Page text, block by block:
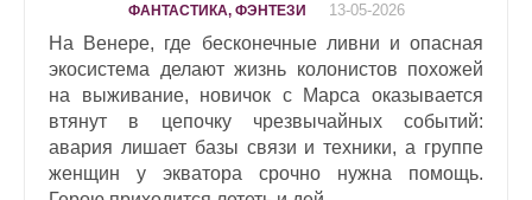
ФАНТАСТИКА, ФЭНТЕЗИ 13-05-2026
На Венере, где бесконечные ливни и опасная
экосистема делают жизнь колонистов похожей
на выживание, новичок с Марса оказывается
втянут в цепочку чрезвычайных событий:
авария лишает базы связи и техники, а группе
женщин у экватора срочно нужна помощь.